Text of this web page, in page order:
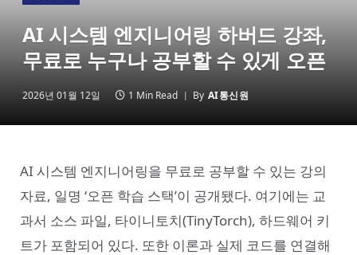
AI 시스템 엔지니어링 하버드 강좌,
무료로 누구나 공부할 수 있게 오픈
2026년 01월 12일 1 Min Read By AI통신원
AI 시스템 엔지니어링을 무료로 공부할 수 있는 강의
자료, 일명 ‘오픈 학습 스택’이 공개됐다. 여기에는 교
과서 소스 파일, 타이니토치(TinyTorch), 하드웨어 키
트가 포함되어 있다. 또한 이론과 실제 코드를 연결해